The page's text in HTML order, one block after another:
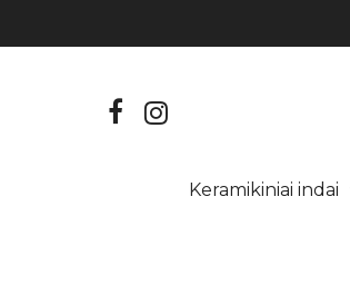
Hit enter to search or ESC to
facebookinstagram
Keramikiniai indai